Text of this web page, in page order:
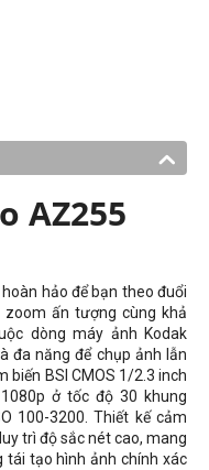
AZ255
hoàn hảo để bạn theo đuổi
ấn tượng cùng khả
dòng máy ảnh Kodak
đa năng để chụp ảnh lẫn
biến BSI CMOS 1/2.3 inch
ở tốc độ 30 khung
100-3200. Thiết kế cảm
trì độ sắc nét cao, mang
tái tạo hình ảnh chính xác